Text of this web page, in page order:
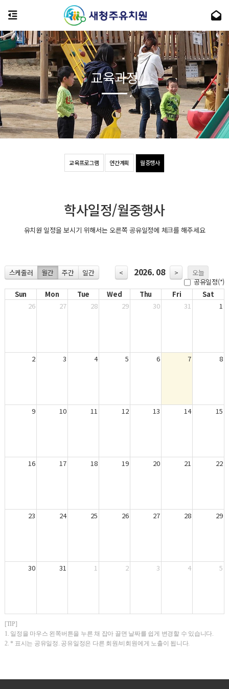
교육프로그램 연간계획 월중행사
교육과정
학사일정/월중행사
유치원 일정을 보시기 위해서는 오른쪽 공유일정에 체크를 해주세요
공유일정(*)
스케줄러 월간 주간 일간 < 2026. 08 > 오늘
Sun Mon Tue Wed Thu Fri
Sat
26
27 28 29 30 31 1
2 3 4 5 6 7 8
9 10 11 12 13 14 15
16 17 18 19 20 21 22
23 24 25 26 27 28 29
30 31 1 2 3 4 5
[TIP]
1. 일정을 마우스 왼쪽버튼을 누른 채 잡아 끌면 날짜를 쉽게 변경할 수 있습니다.
2. * 표시는 공유일정. 공유일정은 다른 회원/비회원에게 노출이 됩니다.